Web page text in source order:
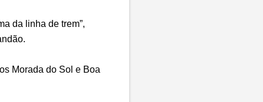
da linha de trem”,
Morada do Sol e Boa